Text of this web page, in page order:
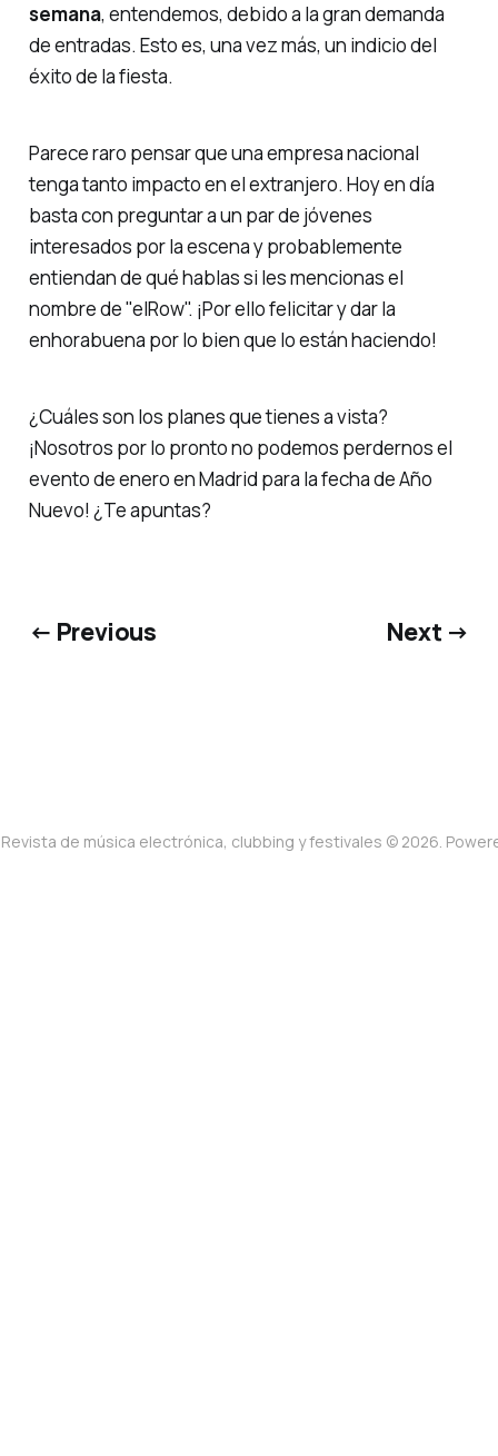
semana, entendemos, debido a la gran demanda
de entradas. Esto es, una vez más, un indicio del
éxito de la fiesta.
Parece raro pensar que una empresa nacional
tenga tanto impacto en el extranjero. Hoy en día
basta con preguntar a un par de jóvenes
interesados por la escena y probablemente
entiendan de qué hablas si les mencionas el
nombre de "elRow". ¡Por ello felicitar y dar la
enhorabuena por lo bien que lo están haciendo!
¿Cuáles son los planes que tienes a vista?
¡Nosotros por lo pronto no podemos perdernos el
evento de enero en Madrid para la fecha de Año
Nuevo! ¿Te apuntas?
← Previous Next →
de música electrónica, clubbing y festivales © 2026.